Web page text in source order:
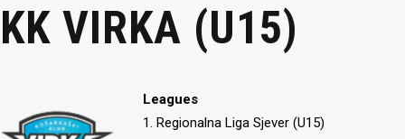
KK VIRKA (U15)
Leagues
1. Regionalna Liga Sjever (U15)